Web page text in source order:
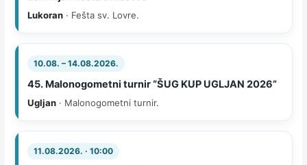
Lukoran · Fešta sv. Lovre.
10.08. – 14.08.2026.
45. Malonogometni turnir “ŠUG KUP UGLJAN 2026”
Ugljan · Malonogometni turnir.
11.08.2026. · 10:00